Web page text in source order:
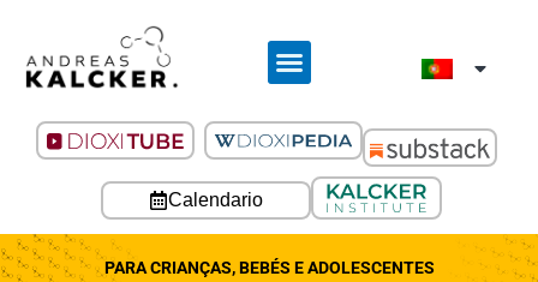
Calendario
PARA CRIANÇAS, BEBÉS E ADOLESCENTES